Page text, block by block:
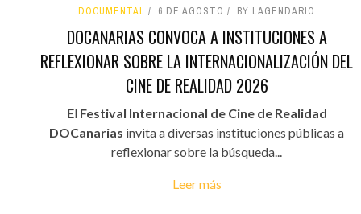
DOCUMENTAL 6 DE AGOSTO BY LAGENDARIO
DOCANARIAS CONVOCA A INSTITUCIONES A
REFLEXIONAR SOBRE LA INTERNACIONALIZACIÓN DEL
CINE DE REALIDAD 2026
El Festival Internacional de Cine de Realidad
DOCanarias invita a diversas instituciones públicas a
reflexionar sobre la búsqueda...
Leer más